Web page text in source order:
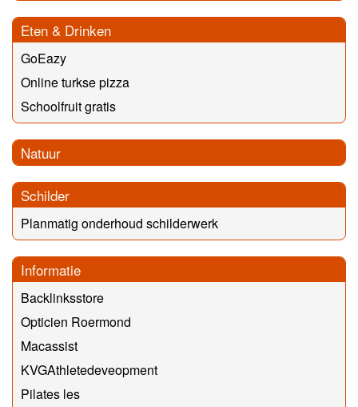
Eten & Drinken
GoEazy
Online turkse pizza
Schoolfruit gratis
Natuur
Schilder
Planmatig onderhoud schilderwerk
Informatie
Backlinksstore
Opticien Roermond
Macassist
KVGAthletedeveopment
Pilates les